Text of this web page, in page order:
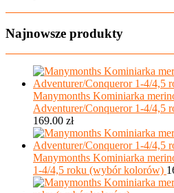
Najnowsze produkty
Manymonths Kominiarka
Adventurer/Conqueror 1-4/4,5
169.00 zł
Manymonths Kominiarka
1-4/4,5 roku (wybór kolorów)